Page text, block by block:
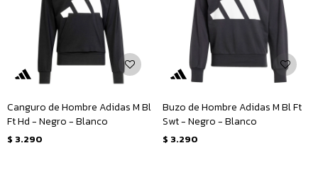
Canguro de Hombre Adidas M Bl
Ft Hd - Negro - Blanco
$ 3.290
Buzo de Hombre Adidas M Bl Ft
Swt - Negro - Blanco
$ 3.290